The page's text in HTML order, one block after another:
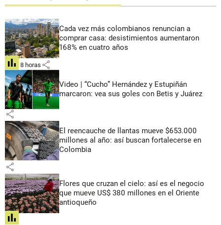
Cada vez más colombianos renuncian a
comprar casa: desistimientos aumentaron
168% en cuatro años
hace 8 horas share
Video | “Cucho” Hernández y Estupiñán
marcaron: vea sus goles con Betis y Juárez
share
El reencauche de llantas mueve $653.000
millones al año: así buscan fortalecerse en
Colombia
share
Flores que cruzan el cielo: así es el negocio
que mueve US$ 380 millones en el Oriente
antioqueño
share